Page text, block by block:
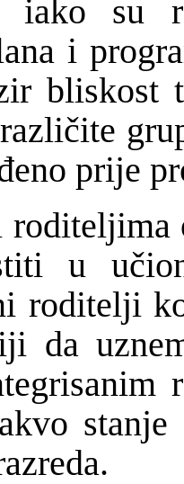
iako su
i
bliskost
prije
u
roditelji
da